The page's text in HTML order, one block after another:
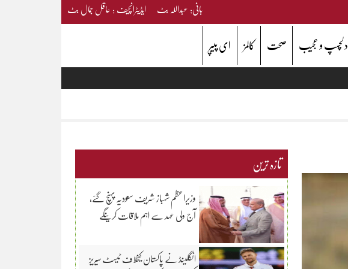
بانی: عبداللہ بٹ ایڈیٹرانچیف : عاقل جمال بٹ
دلچسپ و عجیب صحت کالمز ای پیپر
تازہ ترین
وزیراعظم شہباز شریف سعودیہ پہنچ گئے،
آج ولی عہد سے اہم ملاقات کرینگے
انگلینڈ نے پاکستان کیخلاف ٹیسٹ سیریز